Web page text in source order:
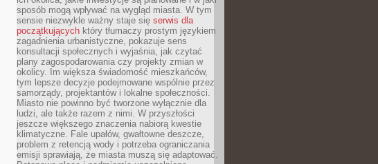
sposób mogą wpływać na wygląd miasta. W tym
sensie niezwykle ważny staje się serwis dla
początkujących który tłumaczy prostym językiem
zagadnienia urbanistyczne, pokazuje sens
konsultacji społecznych i wyjaśnia, jak czytać
plany zagospodarowania czy projekty zmian w
okolicy. Im większa świadomość mieszkańców,
tym lepsze decyzje podejmowane wspólnie przez
samorządy, projektantów i lokalne społeczności.
Miasto nie powinno być tworzone wyłącznie dla
ludzi, ale także razem z nimi. W przyszłości
jeszcze większego znaczenia nabiorą kwestie
klimatyczne. Fale upałów, gwałtowne deszcze,
problem z retencją wody i potrzeba ograniczania
emisji sprawiają, że miasta muszą się adaptować.